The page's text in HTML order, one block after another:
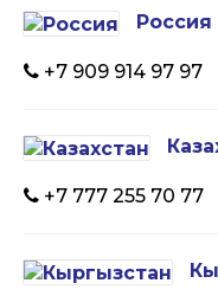
Россия
+7 909 914 97 97
+7 777 255 70 77